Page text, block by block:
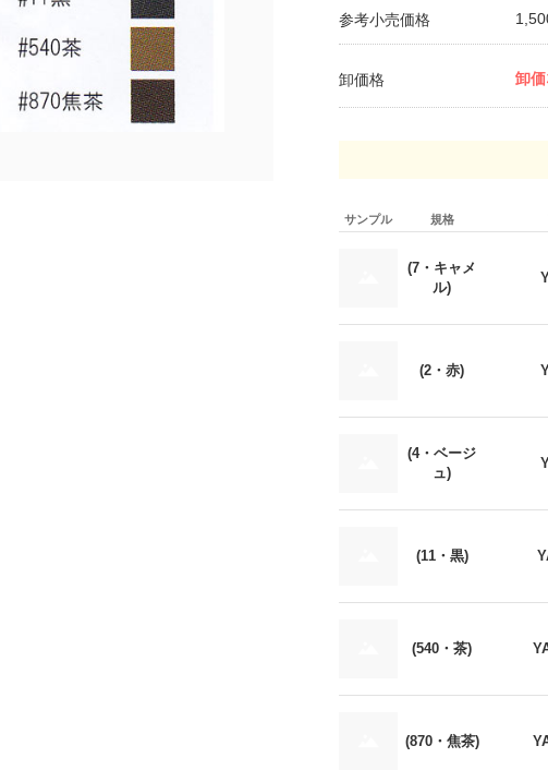
参考小売価格
卸価格 卸
サンプル 規格
(7・キャメ
ル)
(2・赤)
(4・ベージ
ュ)
(11・黒)
(540・茶)
(870・焦茶)